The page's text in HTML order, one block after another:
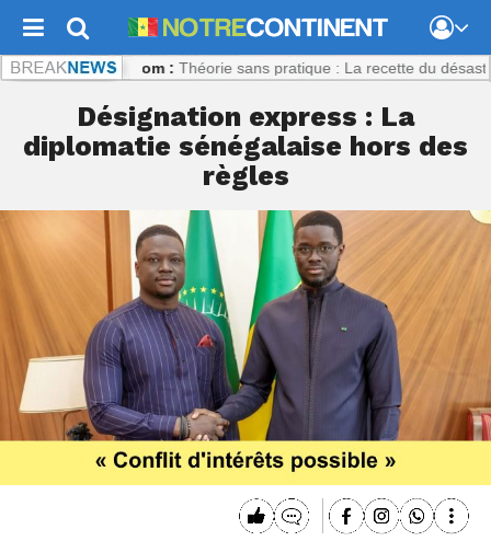
: Théorie sans pratique : La recette du désastre des
Désignation express : La
diplomatie sénégalaise hors des
règles